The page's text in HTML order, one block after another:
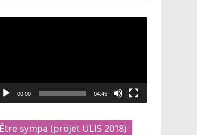
00:00 04:45
Être sympa (projet ULIS 2018)